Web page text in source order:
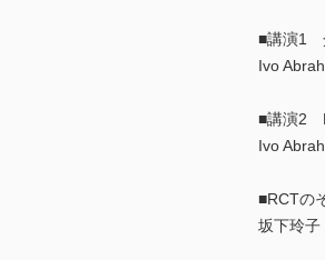
■講演1
Ivo
■講演2
Ivo
■RCTの
坂下玲子